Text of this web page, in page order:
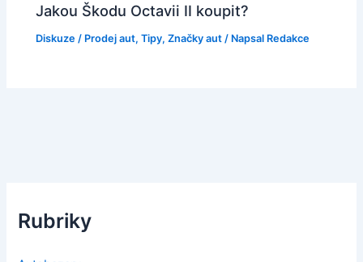
Jakou Škodu Octavii II koupit?
Diskuze / Prodej aut,Tipy,Značky aut / Napsal Redakce
Rubriky